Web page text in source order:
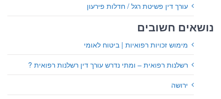
עורך דין פשיטת רגל / חדלות פירעון
נושאים חשובים
מימוש זכויות רפואיות | ביטוח לאומי
רשלנות רפואית – ומתי נדרש עורך דין רשלנות רפואית ?
ירושה